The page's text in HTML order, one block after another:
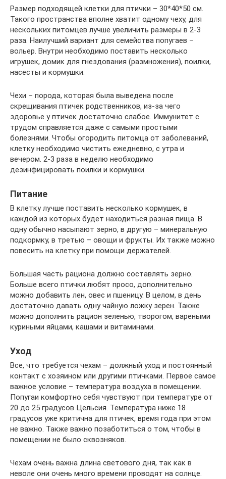
Размер подходящей клетки для птички – 30*40*50 см.
Такого пространства вполне хватит одному чеху, для
нескольких питомцев лучше увеличить размеры в 2-3
раза. Наилучший вариант для семейства попугаев –
вольер. Внутри необходимо поставить несколько
игрушек, домик для гнездования (размножения), поилки,
насесты и кормушки.
Чехи – порода, которая была выведена после
скрещивания птичек родственников, из-за чего
здоровье у птичек достаточно слабое. Иммунитет с
трудом справляется даже с самыми простыми
болезнями. Чтобы огородить питомца от заболеваний,
клетку необходимо чистить ежедневно, с утра и
вечером. 2-3 раза в неделю необходимо
дезинфицировать поилки и кормушки.
Питание
В клетку лучше поставить несколько кормушек, в
каждой из которых будет находиться разная пища. В
одну обычно насыпают зерно, в другую – минеральную
подкормку, в третью – овощи и фрукты. Их также можно
повесить на клетку при помощи держателей.
Большая часть рациона должно составлять зерно.
Больше всего птички любят просо, дополнительно
можно добавить лен, овес и пшеницу. В целом, в день
достаточно давать одну чайную ложку зерен. Также
можно дополнить рацион зеленью, творогом, вареными
куриными яйцами, кашами и витаминами.
Уход
Все, что требуется чехам – должный уход и постоянный
контакт с хозяином или другими птичками. Первое самое
важное условие – температура воздуха в помещении.
Попугаи комфортно себя чувствуют при температуре от
20 до 25 градусов Цельсия. Температура ниже 18
градусов уже критична для птичек, время года при этом
не важно. Также важно позаботиться о том, чтобы в
помещении не было сквозняков.
Чехам очень важна длина светового дня, так как в
неволе они очень много времени проводят на солнце.